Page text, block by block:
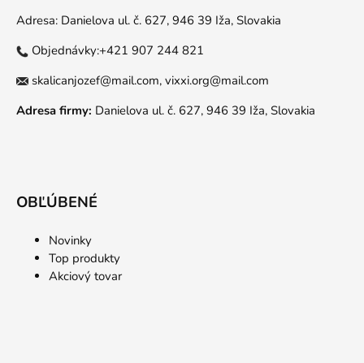
Adresa: Danielova ul. č. 627, 946 39 Iža, Slovakia
Objednávky:+421 907 244 821
skalicanjozef@mail.com, vixxi.org@mail.com
Adresa firmy: Danielova ul. č. 627, 946 39 Iža, Slovakia
OBĽÚBENÉ
Novinky
Top produkty
Akciový tovar